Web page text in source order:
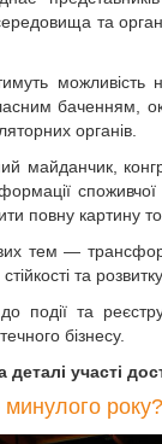
та
можливість
баченням,
органів.
майданчик,
повну картину
тем —
та
події та
бізнесу.
деталі участі
року?